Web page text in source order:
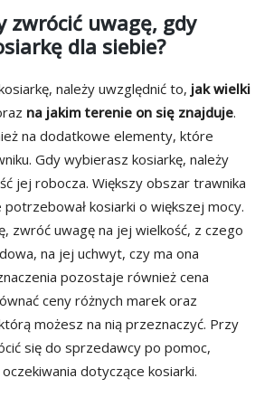
zwrócić uwagę, gdy
dla siebie?
należy uwzględnić to, jak wielki
na jakim terenie on się znajduje.
na dodatkowe elementy, które
Gdy wybierasz kosiarkę, należy
jej robocza. Większy obszar trawnika
kosiarki o większej mocy.
zwróć uwagę na jej wielkość, z czego
na jej uchwyt, czy ma ona
pozostaje również cena
ceny różnych marek oraz
możesz na nią przeznaczyć. Przy
się do sprzedawcy po pomoc,
dotyczące kosiarki.